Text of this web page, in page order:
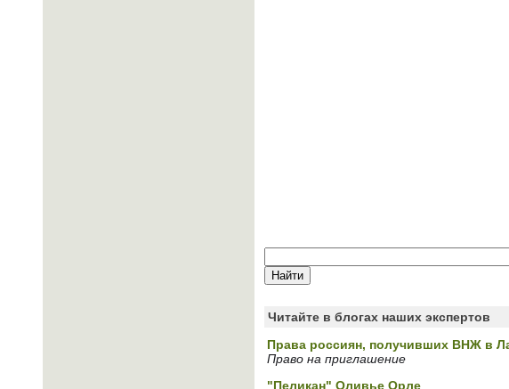
Читайте в блогах наших экспертов
Права россиян, получивших ВНЖ в
Право на приглашение
"Пеликан" Оливье Орле